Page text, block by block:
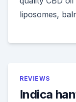
liposomes,
REVIEWS
Indica